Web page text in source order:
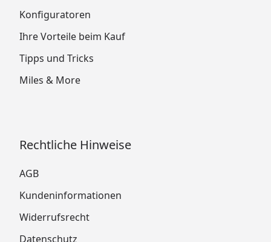
Konfiguratoren
Ihre Vorteile beim Kauf
Tipps und Tricks
Miles & More
Rechtliche Hinweise
AGB
Kundeninformationen
Widerrufsrecht
Datenschutz